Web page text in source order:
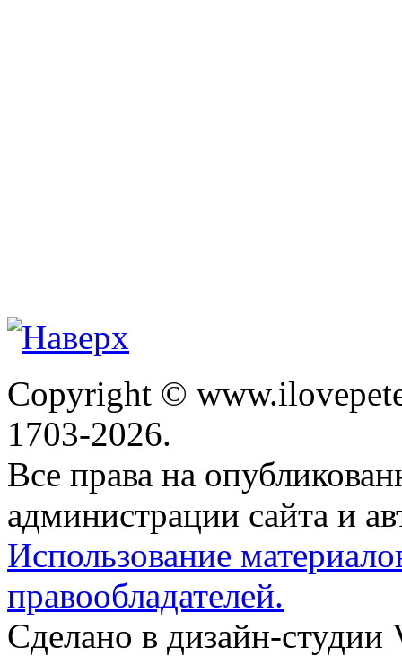
Copyright ©
1703-2026.
Все права на
администрации сайта и
Использование
правообладателей.
Сделано в дизайн-студии